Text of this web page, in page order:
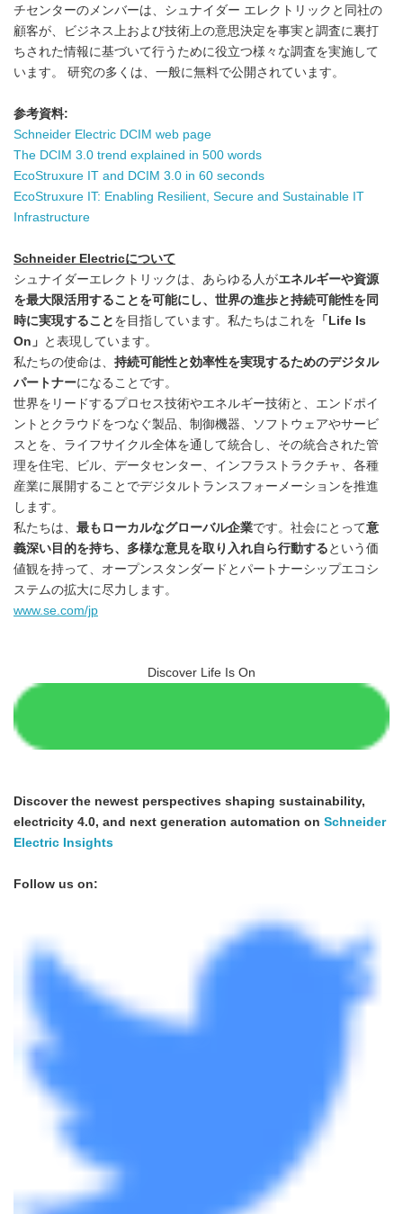
チセンターのメンバーは、シュナイダー エレクトリックと同社の
顧客が、ビジネス上および技術上の意思決定を事実と調査に裏打
ちされた情報に基づいて行うために役立つ様々な調査を実施して
います。 研究の多くは、一般に無料で公開されています。
参考資料:
Schneider Electric DCIM web page
The DCIM 3.0 trend explained in 500 words
EcoStruxure IT and DCIM 3.0 in 60 seconds
EcoStruxure IT: Enabling Resilient, Secure and Sustainable IT
Infrastructure
Schneider Electricについて
シュナイダーエレクトリックは、あらゆる人がエネルギーや資源
を最大限活用することを可能にし、世界の進歩と持続可能性を同
時に実現すること を目指しています。私たちはこれを 「 Life Is
On 」 と表現しています。
私たちの使命は、 持続可能性と効率性を実現するためのデジタル
パートナーになることです。
世界をリードするプロセス技術やエネルギー技術と、エンドポイ
ントとクラウドをつなぐ製品、制御機器、ソフトウェアやサービ
スとを、ライフサイクル全体を通して統合し、その統合された管
理を住宅、ビル、データセンター、インフラストラクチャ、各種
産業に展開することでデジタルトランスフォーメーションを推進
します。
私たちは、 最もローカルなグローバル企業です。社会にとって意
義深い目的を持ち、多様な意見を取り入れ自ら行動する という価
値観を持って、オープンスタンダードとパートナーシップエコシ
ステムの拡大に尽力します。
www.se.com/jp
Discover Life Is On
Discover the newest perspectives shaping sustainability,
electricity 4.0, and next generation automation on Schneider
Electric Insights
Follow us on: